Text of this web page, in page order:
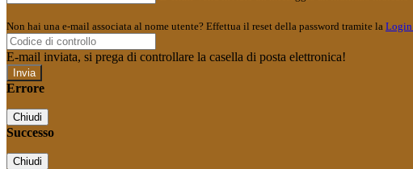
Non hai una e-mail associata al nome utente? Effettua il reset della password tramite la Login
E-mail inviata, si prega di controllare la casella di posta elettronica!
Errore
Chiudi
Successo
Chiudi